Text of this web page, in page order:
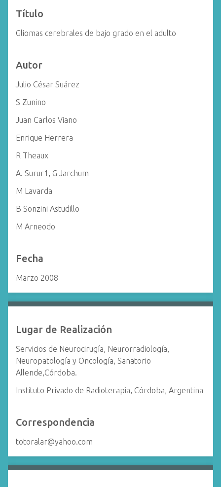
Título
Gliomas cerebrales de bajo grado en el adulto
Autor
Julio César Suárez
S Zunino
Juan Carlos Viano
Enrique Herrera
R Theaux
A. Surur1, G Jarchum
M Lavarda
B Sonzini Astudillo
M Arneodo
Fecha
Marzo 2008
Lugar de Realización
Servicios de Neurocirugía, Neurorradiología,
Neuropatología y Oncología, Sanatorio
Allende,Córdoba.
Instituto Privado de Radioterapia, Córdoba, Argentina
Correspondencia
totoralar@yahoo.com